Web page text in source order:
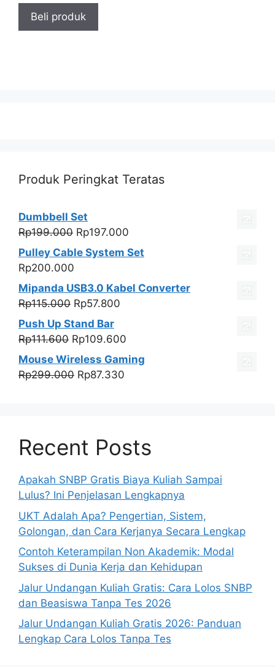
adalah:
Rp250.000.
Beli produk
Produk Peringkat Teratas
Dumbbell Set
Rp199.000 Harga
aslinya
adalah:
Rp197.000
saat
Rp197.000.
Pulley Cable System Set
Rp200.000
Mipanda USB3.0 Kabel Converter
Rp115.000 Harga
aslinya
adalah:
Rp115.000.
Rp57.800
ini
Rp57.800.
Push Up Stand Bar
Rp111.600 Harga
aslinya
adalah:
Rp111.600.
Rp109.600
saat
Mouse Wireless Gaming
Rp299.000 Harga
Rp87.330
Recent Posts
Apakah SNBP Gratis Biaya Kuliah Sampai
Lulus? Ini Penjelasan Lengkapnya
UKT Adalah Apa? Pengertian, Sistem,
Golongan, dan Cara Kerjanya Secara Lengkap
Contoh Keterampilan Non Akademik: Modal
Sukses di Dunia Kerja dan Kehidupan
Jalur Undangan Kuliah Gratis: Cara Lolos SNBP
dan Beasiswa Tanpa Tes 2026
Jalur Undangan Kuliah Gratis 2026: Panduan
Lengkap Cara Lolos Tanpa Tes